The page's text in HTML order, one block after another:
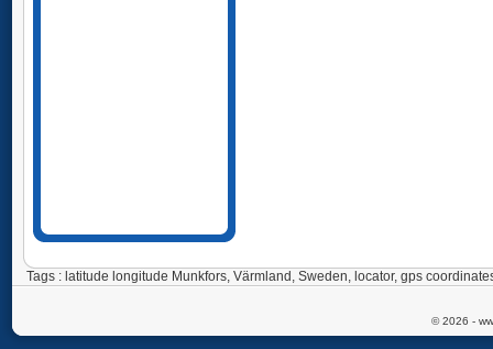
Tags : latitude longitude Munkfors, Värmland, Sweden, locator, gps
© 2026 -